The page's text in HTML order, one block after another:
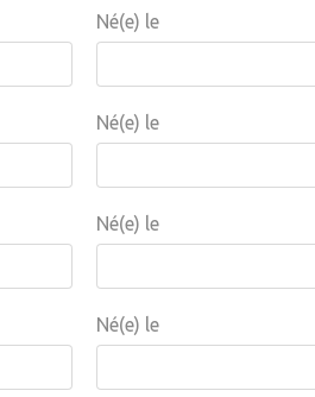
Né(e) le
Né(e) le
Né(e) le
Né(e) le